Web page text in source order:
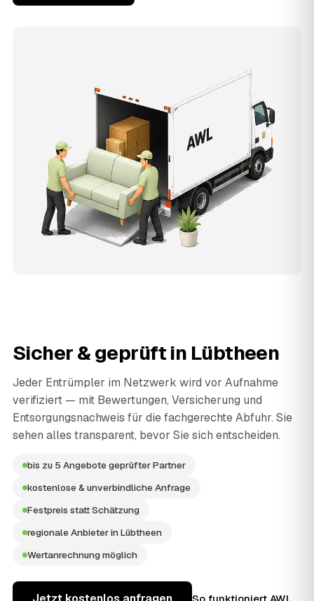
Sicher & geprüft in Lübtheen
Jeder Entrümpler im Netzwerk wird vor Aufnahme
verifiziert — mit Bewertungen, Versicherung und
Entsorgungsnachweis für die fachgerechte Abfuhr. Sie
sehen alles transparent, bevor Sie sich entscheiden.
bis zu 5 Angebote geprüfter Partner
kostenlose & unverbindliche Anfrage
Festpreis statt Schätzung
regionale Anbieter in Lübtheen
Wertanrechnung möglich